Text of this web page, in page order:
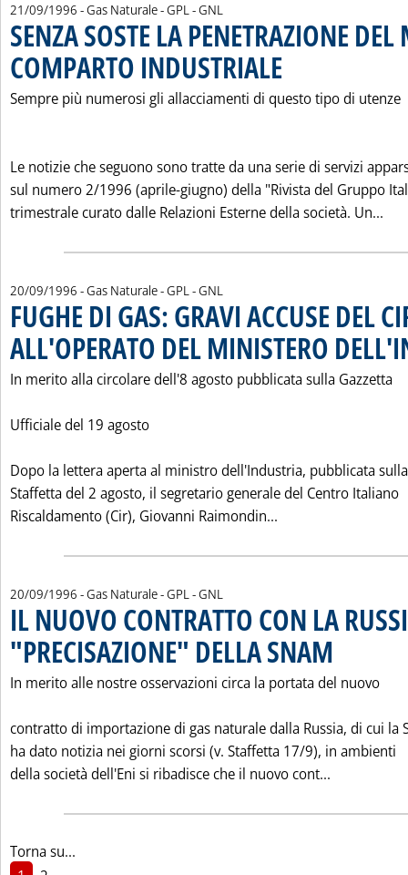
21/09/1996 - Gas Naturale - GPL - GNL
SENZA SOSTE LA PENETRAZIONE
COMPARTO INDUSTRIALE
Sempre più numerosi gli allacciamenti di questo tipo di utenze
Le notizie che seguono sono tratte da una serie di servizi
sul numero 2/1996 (aprile-giugno) della "Rivista del Gruppo
trimestrale curato dalle Relazioni Esterne della società. Un...
20/09/1996 - Gas Naturale - GPL - GNL
FUGHE DI GAS: GRAVI ACCUSE DEL
ALL'OPERATO DEL MINISTERO
In merito alla circolare dell'8 agosto pubblicata sulla Gazzetta
Ufficiale del 19 agosto
Dopo la lettera aperta al ministro dell'Industria, pubblicata sulla
Staffetta del 2 agosto, il segretario generale del Centro Italiano
Riscaldamento (Cir), Giovanni Raimondin...
20/09/1996 - Gas Naturale - GPL - GNL
IL NUOVO CONTRATTO CON LA
"PRECISAZIONE" DELLA SNAM
In merito alle nostre osservazioni circa la portata del nuovo
contratto di importazione di gas naturale dalla Russia, di cui la
ha dato notizia nei giorni scorsi (v. Staffetta 17/9), in ambienti
della società dell'Eni si ribadisce che il nuovo cont...
Torna su...